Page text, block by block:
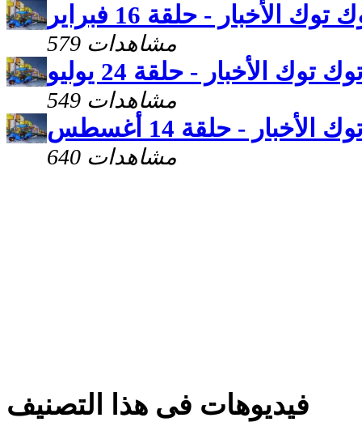
توك الأخبار - حلقة 16 فبراير
579 مشاهدات
توك الأخبار - حلقة 24 يوليو
549 مشاهدات
الأخبار - حلقة 14 أغسطس
640 مشاهدات
فيديوهات فى هذا التصنيف